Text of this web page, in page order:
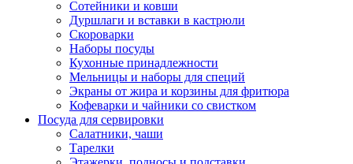
Сотейники и ковши
Дуршлаги и вставки в кастрюли
Скороварки
Наборы посуды
Кухонные принадлежности
Мельницы и наборы для специй
Экраны от жира и корзины для фритюра
Кофеварки и чайники со свистком
Посуда для сервировки
Салатники, чаши
Тарелки